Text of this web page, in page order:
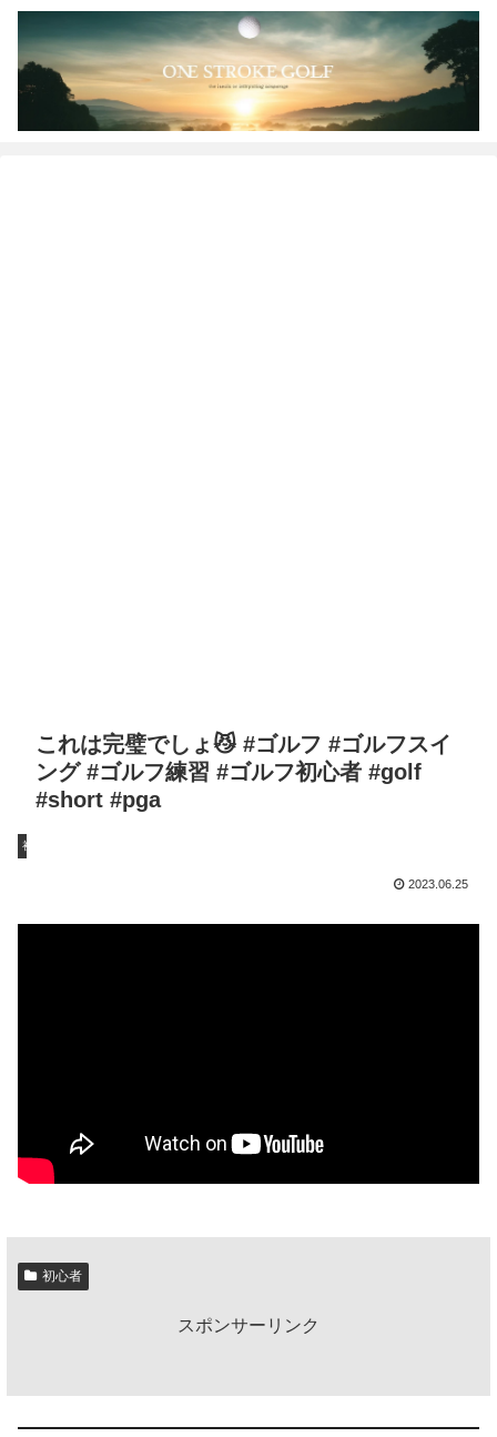
これは完璧でしょ😼 #ゴルフ #ゴルフスイ
ング #ゴルフ練習 #ゴルフ初心者 #golf
#short #pga
初心者
2023.06.25
初心者
スポンサーリンク